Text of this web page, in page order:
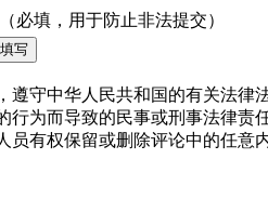
（必填，用于防止非法提交）
遵守中华人民共和国的有关法律
行为而导致的民事或刑事法律责
员有权保留或删除评论中的任意